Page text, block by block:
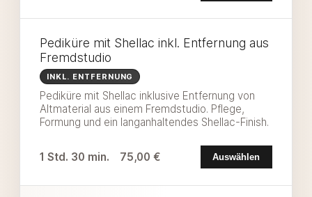
Pediküre mit Shellac inkl. Entfernung aus
Fremdstudio
INKL. ENTFERNUNG
Pediküre mit Shellac inklusive Entfernung von
Altmaterial aus einem Fremdstudio. Pflege,
Formung und ein langanhaltendes Shellac-Finish.
1 Std. 30 min. 75,00 € Auswählen